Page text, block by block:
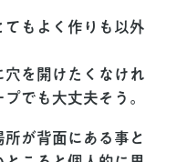
もよく作りも以外
を開けたくなけれ
でも大丈夫そう。
が背面にある事と